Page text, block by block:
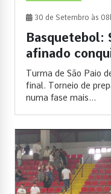
30 de Setembro às
Basquetebol:
afinado
Turma de São Paio
final. Torneio de
numa fase mais...